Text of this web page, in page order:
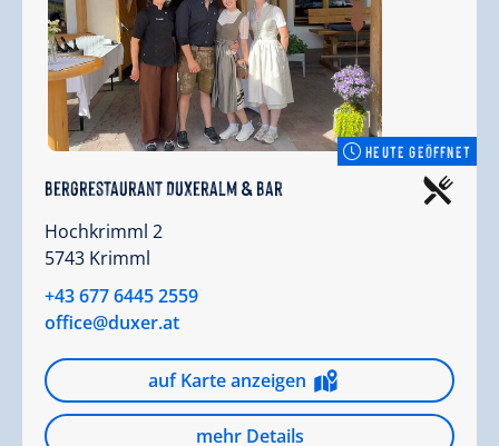
HEUTE GEÖFFNET
Bergrestaurant Duxeralm & Bar
Hochkrimml 2
5743 Krimml
+43 677 6445 2559
office@duxer.at
auf Karte anzeigen
mehr Details